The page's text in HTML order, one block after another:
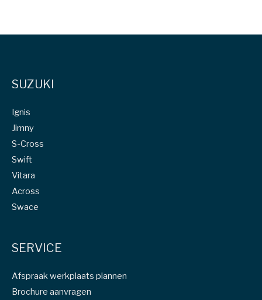
SUZUKI
Ignis
Jimny
S-Cross
Swift
Vitara
Across
Swace
SERVICE
Afspraak werkplaats plannen
Brochure aanvragen